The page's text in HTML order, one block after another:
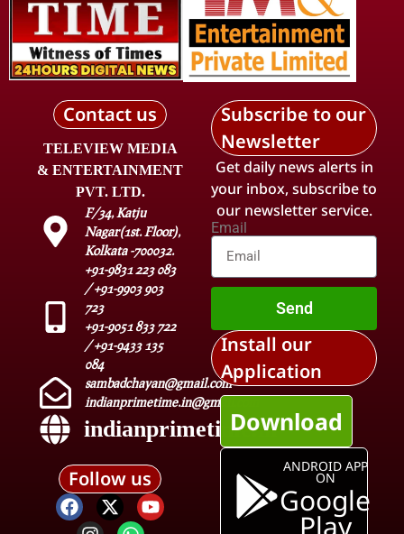
Contact us
TELEVIEW MEDIA
& ENTERTAINMENT
PVT. LTD.
F/34, Katju
Nagar(1st. Floor),
Kolkata -700032.
+91-9831 223 083
/ +91-9903 903
723
+91-9051 833 722
/ +91-9433 135
084
sambadchayan@gmail.com
indianprimetime.in@gmail.com
indianprimetime.in
Follow us
Subscribe to our
Newsletter
Get daily news alerts in
your inbox, subscribe to
our newsletter service.
Email
Send
Install our
Application
Download
ANDROID APP
ON
Google
Play